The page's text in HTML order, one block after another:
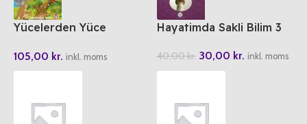
Yücelerden Yüce
105,00 kr. inkl. moms
Hayatimda Sakli Bilim 3
40,00kr. 30,00 kr. inkl. moms